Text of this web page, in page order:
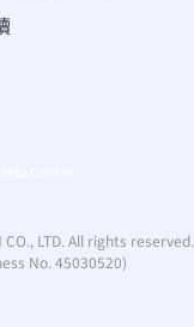
LTD. All rights reserved.
No. 45030520)